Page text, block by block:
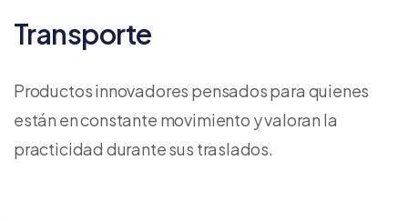
Transporte
Productos innovadores pensados para quienes
están en constante movimiento y valoran la
practicidad durante sus traslados.